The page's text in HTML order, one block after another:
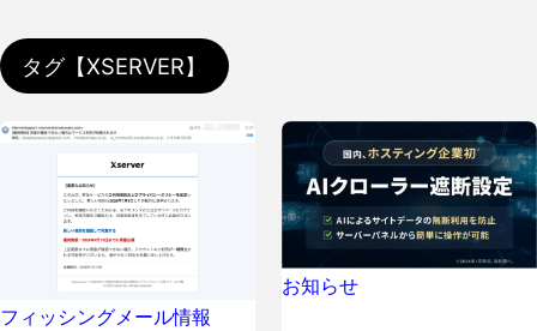
タグ【XSERVER】
フィッシングメール情報
お知らせ